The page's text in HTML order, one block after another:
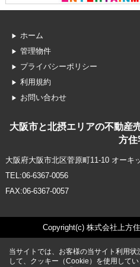
ホーム
管理物件
プライバシーポリシー
利用規約
お問い合わせ
大阪市と北摂エリアの不動産
方住
大阪府大阪市北区菅原町11-10 オーキ
TEL:06-6367-0056
FAX:06-6367-0057
Copyright(c) 株式会社上方
当サイトでは、お客様の当サイト利用
して、クッキー（Cookie）を使用してい